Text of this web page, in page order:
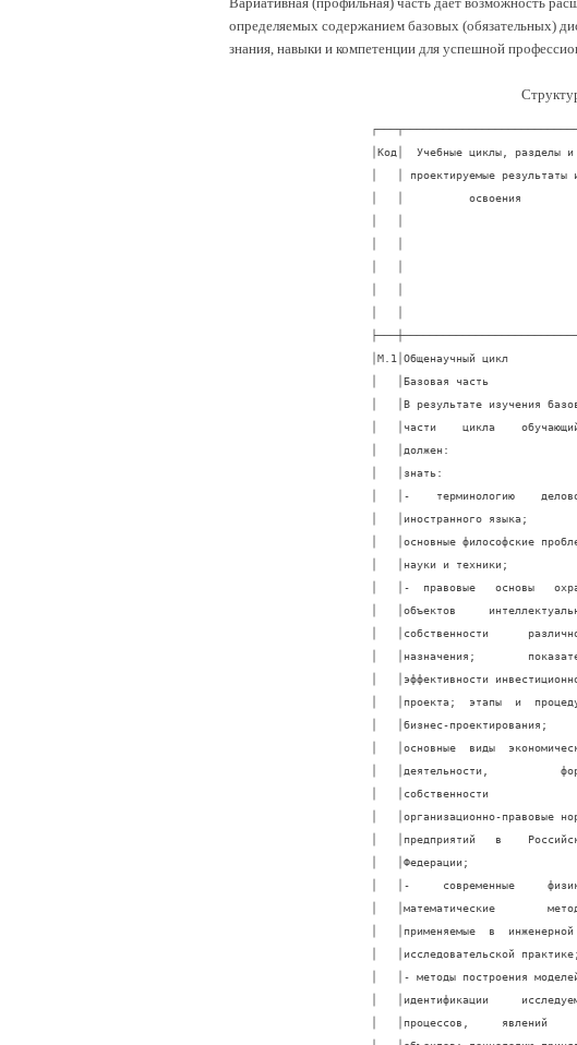
определяемых содержанием базовых (обязательных)
знания, навыки и компетенции для успешной
┌───┬─────────────────────────────┬─────────┬─────────────────┬───────────┐
│Код│  Учебные циклы, разделы и   │Трудоем- │     Перечень    │   Коды    │
│   │ проектируемые результаты их │кость    │  дисциплин для  │формируемых│
│   │          освоения           │(зачетные│    разработки   │компетенций│
│   │                             │единицы) │    примерных    │           │
│   │                             │<*>      │   программ, а   │           │
│   │                             │         │ также учебников │           │
│   │                             │         │    и учебных    │           │
│   │                             │         │     пособий     │           │
├───┼─────────────────────────────┼─────────┼─────────────────┼───────────┤
│М.1│Общенаучный цикл             │ 40 - 50 │Деловой          │ОК-1       │
│   │Базовая часть                │ 10 - 14 │иностранный      │ОК-2       │
│   │В результате изучения базовой│         │язык             │ОК-3       │
│   │части    цикла    обучающийся│         │Философские      │ОК-4       │
│   │должен:                      │         │проблемы науки   │ОК-5       │
│   │знать:                       │         │и техники        │ОК-8       │
│   │-    терминологию    делового│         │Организационно-  │ОК-9       │
│   │иностранного языка;          │         │экономическое    │ОК-10      │
│   │основные философские проблемы│         │проектирование   │ПК-6       │
│   │науки и техники;             │         │инновационных    │ПК-8       │
│   │-  правовые   основы   охраны│         │процессов        │ПК-10      │
│   │объектов     интеллектуальной│         │Математическое   │ПК-19      │
│   │собственности      различного│         │моделирование    │ПК-21      │
│   │назначения;        показатели│         │Планирование     │ПК-24      │
│   │эффективности инвестиционного│         │эксперимента     │ПК-27      │
│   │проекта;  этапы  и  процедуры│         │Хранение и       │ПК-32      │
│   │бизнес-проектирования;       │         │защита           │ОК-34      │
│   │основные  виды  экономической│         │компьютерной     │ПК-39      │
│   │деятельности,           формы│         │информации       │ПК-41      │
│   │собственности               и│         │                 │ПК-44      │
│   │организационно-правовые нормы│         │                 │           │
│   │предприятий   в    Российской│         │                 │           │
│   │Федерации;                   │         │                 │           │
│   │-     современные     физико-│         │                 │           │
│   │математические        методы,│         │                 │           │
│   │применяемые  в  инженерной  и│         │                 │           │
│   │исследовательской практике;  │         │                 │           │
│   │- методы построения моделей и│         │                 │           │
│   │идентификации     исследуемых│         │                 │           │
│   │процессов,     явлений      и│         │                 │           │
│   │объектов; технологию принятия│         │                 │           │
│   │статистических решений;      │         │                 │           │
│   │-    методы    и    алгоритмы│         │                 │           │
│   │планирования   измерений    и│         │                 │           │
│   │испытаний, а также  обработки│         │                 │           │
│   │их результатов  и  оценки  их│         │                 │           │
│   │качества;                    │         │                 │           │
│   │- методы и средства  хранения│         │                 │           │
│   │и     защиты     компьютерной│         │                 │           │
│   │информации;                  │         │                 │           │
│   │уметь:                       │         │                 │           │
│   │-      применять       знания│         │                 │